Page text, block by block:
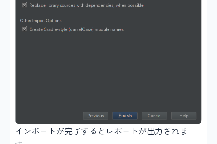
インポートが完了するとレポートが出力されま